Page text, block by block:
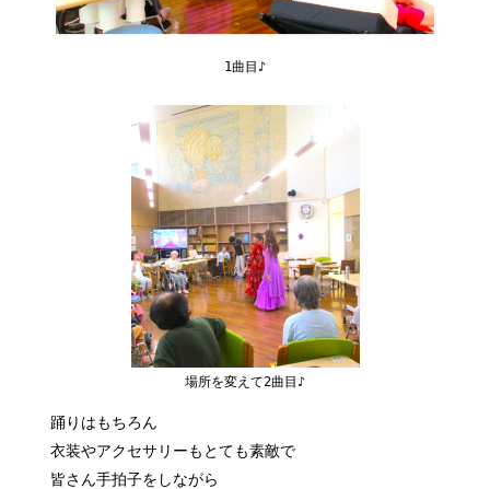
1曲目♪
場所を変えて2曲目♪
踊りはもちろん
衣装やアクセサリーもとても素敵で
皆さん手拍子をしながら